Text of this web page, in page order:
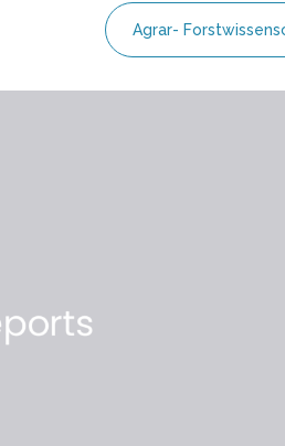
Agrar-